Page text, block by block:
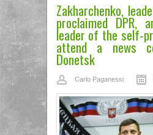
Zakharchenko,
proclaimed DPR,
leader of the self-
attend a news
Donetsk
Carlo Paganessi